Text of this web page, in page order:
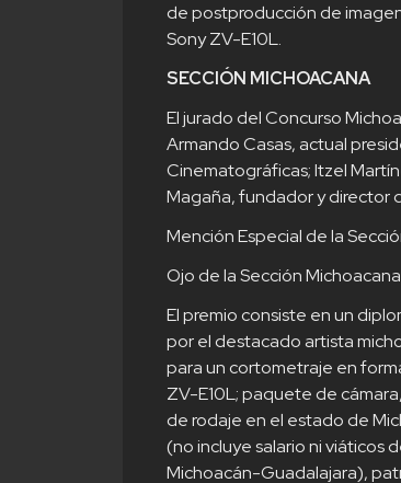
de postproducción de
Sony ZV-E10L.
SECCIÓN MICHOACANA
El jurado del Concurso
Armando Casas, actual
Cinematográficas; Itzel
Magaña, fundador y director
Mención Especial de la
Ojo de la Sección
El premio consiste en un
por el destacado artista
para un cortometraje en
ZV-E10L; paquete de
de rodaje en el estado de
(no incluye salario ni viáticos
Michoacán-Guadalajara),